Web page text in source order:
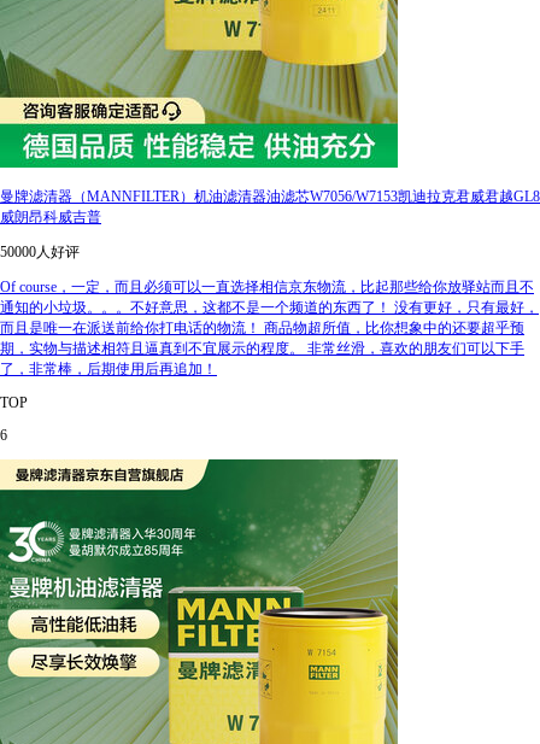
曼牌滤清器（MANNFILTER）机油滤清器油滤芯W7056/W7153凯迪拉克君威君越GL8
威朗昂科威吉普
50000人好评
Of course，一定，而且必须可以一直选择相信京东物流，比起那些给你放驿站而且不
通知的小垃圾。。。不好意思，这都不是一个频道的东西了！ 没有更好，只有最好，
而且是唯一在派送前给你打电话的物流！ 商品物超所值，比你想象中的还要超乎预
期，实物与描述相符且逼真到不宜展示的程度。 非常丝滑，喜欢的朋友们可以下手
了，非常棒，后期使用后再追加！
TOP
6